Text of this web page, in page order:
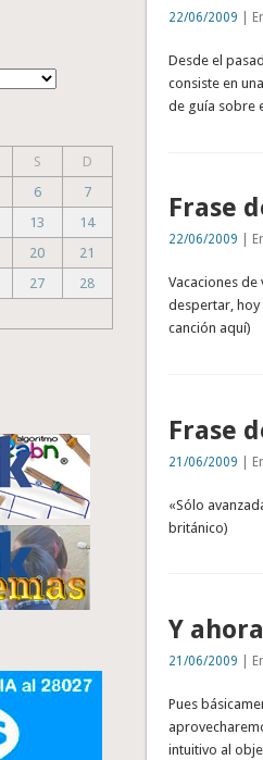
22/06/2009 |
Desde el
consiste en
de guía sobre
Frase
22/06/2009 |
Vacaciones
despertar, hoy
canción aquí)
Frase
21/06/2009 |
«Sólo
británico)
Y
21/06/2009 |
Pues
intuitivo al
S
D
6
7
13
14
20
21
27
28